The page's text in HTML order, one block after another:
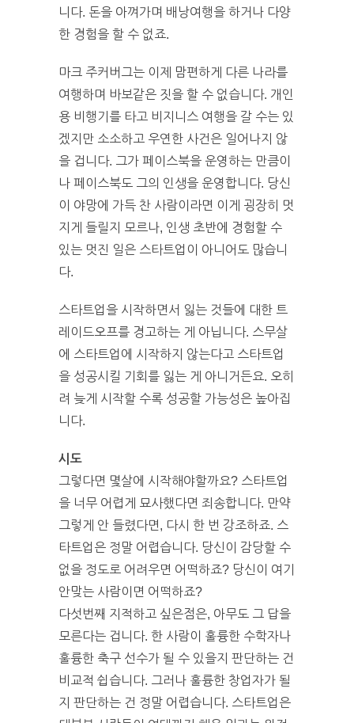
니다. 돈을 아껴가며 배낭여행을 하거나 다양
한 경험을 할 수 없죠.
마크 주커버그는 이제 맘편하게 다른 나라를
여행하며 바보같은 짓을 할 수 없습니다. 개인
용 비행기를 타고 비지니스 여행을 갈 수는 있
겠지만 소소하고 우연한 사건은 일어나지 않
을 겁니다. 그가 페이스북을 운영하는 만큼이
나 페이스북도 그의 인생을 운영합니다. 당신
이 야망에 가득 찬 사람이라면 이게 굉장히 멋
지게 들릴지 모르나, 인생 초반에 경험할 수
있는 멋진 일은 스타트업이 아니어도 많습니
다.
스타트업을 시작하면서 잃는 것들에 대한 트
레이드오프를 경고하는 게 아닙니다. 스무살
에 스타트업에 시작하지 않는다고 스타트업
을 성공시킬 기회를 잃는 게 아니거든요. 오히
려 늦게 시작할 수록 성공할 가능성은 높아집
니다.
시도
그렇다면 몇살에 시작해야할까요? 스타트업
을 너무 어렵게 묘사했다면 죄송합니다. 만약
그렇게 안 들렸다면, 다시 한 번 강조하죠. 스
타트업은 정말 어렵습니다. 당신이 감당할 수
없을 정도로 어려우면 어떡하죠? 당신이 여기
안맞는 사람이면 어떡하죠?
다섯번째 지적하고 싶은점은, 아무도 그 답을
모른다는 겁니다. 한 사람이 훌륭한 수학자나
훌륭한 축구 선수가 될 수 있을지 판단하는 건
비교적 쉽습니다. 그러나 훌륭한 창업자가 될
지 판단하는 건 정말 어렵습니다. 스타트업은